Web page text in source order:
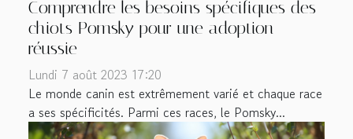
Comprendre les besoins spécifiques des
chiots Pomsky pour une adoption
réussie
Lundi 7 août 2023 17:20
Le monde canin est extrêmement varié et chaque race
a ses spécificités. Parmi ces races, le Pomsky...